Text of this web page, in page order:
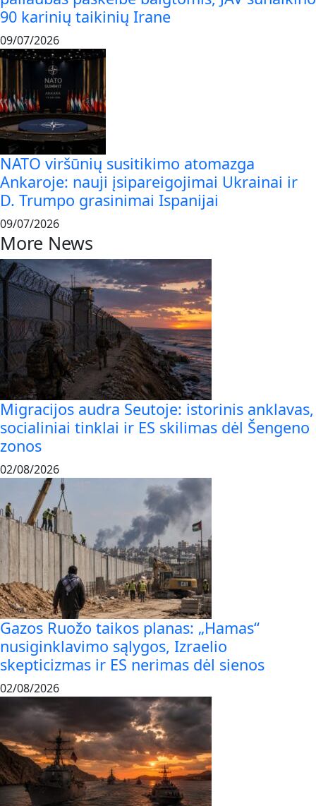
90 karinių taikinių Irane
09/07/2026
NATO viršūnių susitikimo atomazga
Ankaroje: nauji įsipareigojimai Ukrainai ir
D. Trumpo grasinimai Ispanijai
09/07/2026
More News
Migracijos audra Seutoje: istorinis anklavas,
socialiniai tinklai ir ES skilimas dėl Šengeno
zonos
02/08/2026
Gazos Ruožo taikos planas: „Hamas“
nusiginklavimo sąlygos, Izraelio
skepticizmas ir ES nerimas dėl sienos
02/08/2026